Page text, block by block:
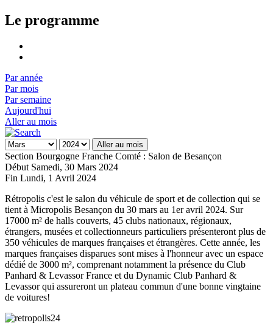
Le programme
Par année
Par mois
Par semaine
Aujourd'hui
Aller au mois
Aller au mois
Section Bourgogne Franche Comté : Salon de Besançon
Début Samedi, 30 Mars 2024
Fin Lundi, 1 Avril 2024
Rétropolis c'est le salon du véhicule de sport et de collection qui se
tient à Micropolis Besançon du 30 mars au 1er avril 2024. Sur
17000 m² de halls couverts, 45 clubs nationaux, régionaux,
étrangers, musées et collectionneurs particuliers présenteront plus de
350 véhicules de marques françaises et étrangères. Cette année, les
marques françaises disparues sont mises à l'honneur avec un espace
dédié de 3000 m², comprenant notamment la présence du Club
Panhard & Levassor France et du Dynamic Club Panhard &
Levassor qui assureront un plateau commun d'une bonne vingtaine
de voitures!